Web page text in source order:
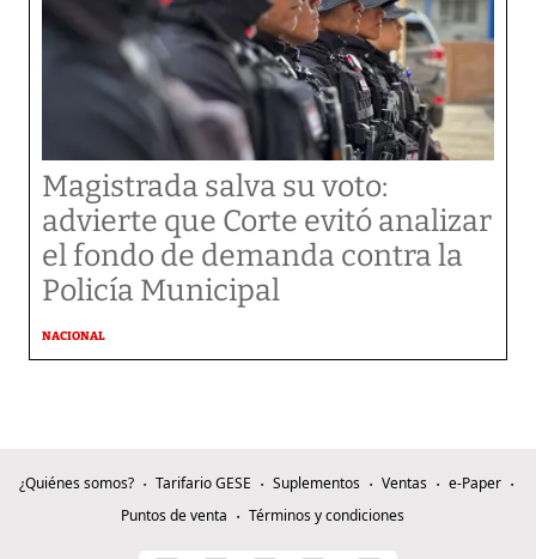
Magistrada salva su voto:
advierte que Corte evitó analizar
el fondo de demanda contra la
Policía Municipal
NACIONAL
¿Quiénes somos? Tarifario GESE Suplementos Ventas
e-Paper
Puntos de venta
Términos y condiciones